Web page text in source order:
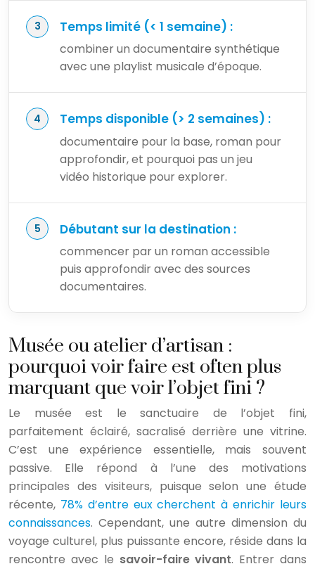
Temps limité (< 1 semaine) :
combiner un documentaire synthétique
avec une playlist musicale d’époque.
Temps disponible (> 2 semaines) :
documentaire pour la base, roman pour
approfondir, et pourquoi pas un jeu
vidéo historique pour explorer.
Débutant sur la destination :
commencer par un roman accessible
puis approfondir avec des sources
documentaires.
Musée ou atelier d’artisan :
pourquoi voir faire est often plus
marquant que voir l’objet fini ?
Le musée est le sanctuaire de l’objet fini,
parfaitement éclairé, sacralisé derrière une vitrine.
C’est une expérience essentielle, mais souvent
passive. Elle répond à l’une des motivations
principales des visiteurs, puisque selon une étude
récente, 78% d’entre eux cherchent à enrichir leurs
connaissances. Cependant, une autre dimension du
voyage culturel, plus puissante encore, réside dans la
rencontre avec le savoir-faire vivant. Entrer dans